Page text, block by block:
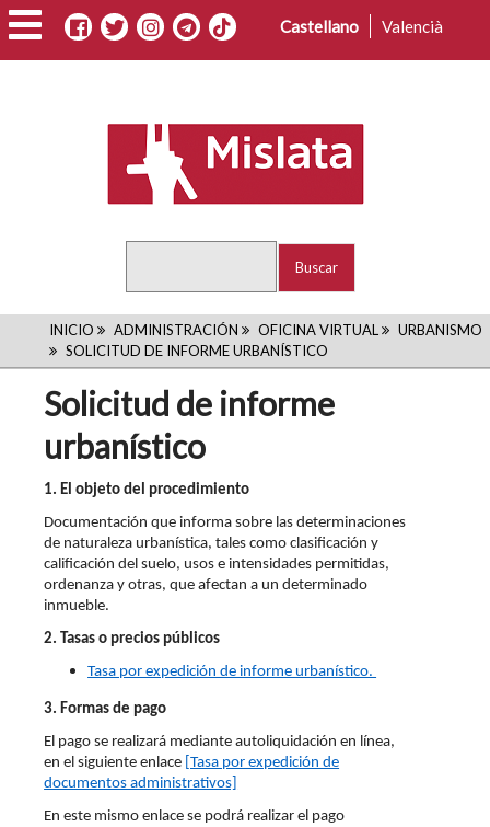
Pasar
al
contenido
Castellano Valencià
RUTA
DE
NAVEGACIÓN
INICIO ADMINISTRACIÓN OFICINA VIRTUAL
URBANISMO
SOLICITUD DE INFORME URBANÍSTICO
Solicitud de informe
urbanístico
1. El objeto del procedimiento
Documentación que informa sobre las determinaciones
de naturaleza urbanística, tales como clasificación y
calificación del suelo, usos e intensidades permitidas,
ordenanza y otras, que afectan a un determinado
inmueble.
2. Tasas o precios públicos
Tasa por expedición de informe urbanístico.
3. Formas de pago
El pago se realizará mediante autoliquidación en línea,
en el siguiente enlace [Tasa por expedición de
documentos administrativos]
En este mismo enlace se podrá realizar el pago